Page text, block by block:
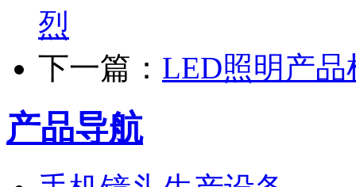
烈
下一篇： LED照明产
产品导航